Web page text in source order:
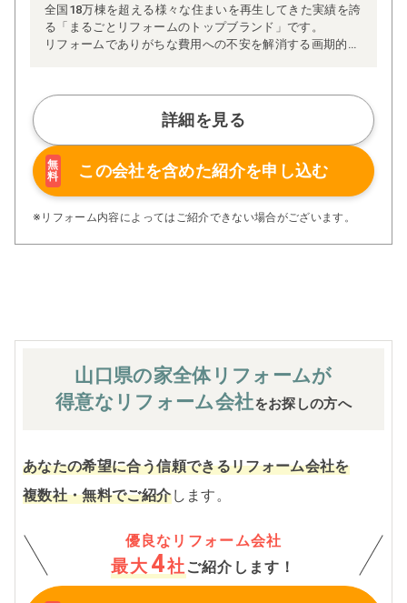
全国18万棟を超える様々な住まいを再生してきた実績を誇
る「まるごとリフォームのトップブランド」です。
リフォームでありがちな費用への不安を解消する画期的な
ム」、経験豊かなセールスエンジニアによる「一貫担当
制」などが高い信頼を得ています。
また、大規模リフォームに習熟した施工管理者が現場を統
括する「専属棟梁制」、豊富な実績に裏付けられた充実の
施工マニュアルや検査体制により高い施工品質を実現。
さらに、住友不動産のリフォームならではの充実の保証、
アフターサービス体制で工事後も安心です。
ぜひ、あなたの大切なお住まいの再生を私たちにお任せく
詳細を見る
無
料
この会社を含めた紹介を申し込む
※リフォーム内容によってはご紹介できない場合がございます。
山口県の家全体リフォームが
得意なリフォーム会社をお探しの方へ
あなたの希望に合う信頼できるリフォーム会社を
複数社・無料でご紹介します。
優良なリフォーム会社
最大 4社 ご紹介します！